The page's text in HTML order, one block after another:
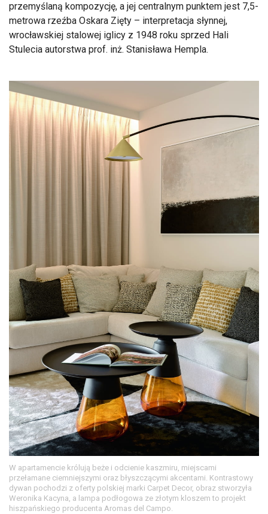
przemyślaną kompozycję, a jej centralnym punktem jest 7,5-
metrowa rzeźba Oskara Zięty – interpretacja słynnej,
wrocławskiej stalowej iglicy z 1948 roku sprzed Hali
Stulecia autorstwa prof. inż. Stanisława Hempla.
W apartamencie królują beże i odcienie kaszmiru, miejscami
przełamane ciemniejszymi oraz błyszczącymi akcentami. Kontrastowy
dywan pochodzi z oferty polskiej marki Carpet Decor, obraz stworzyła
Weronika Kacyna, a lampa podłogowa ze złotym kloszem to projekt
hiszpańskiego producenta Aromas del Campo.